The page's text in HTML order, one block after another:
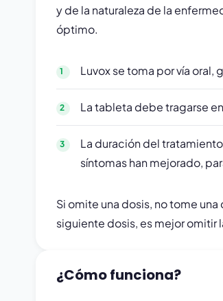
y de la naturaleza de la
óptimo.
Luvox se toma por vía
La tableta debe tragarse
La duración del
síntomas han mejorado,
Si omite una dosis, no tome
siguiente dosis, es mejor
¿Cómo funciona?